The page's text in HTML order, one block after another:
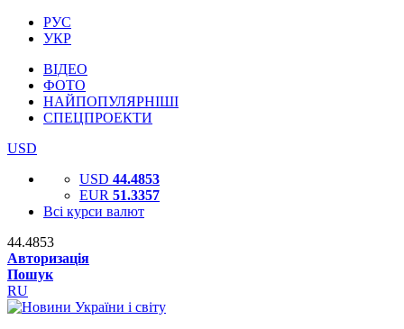
РУС
УКР
ВІДЕО
ФОТО
НАЙПОПУЛЯРНІШІ
СПЕЦПРОЕКТИ
USD
USD 44.4853
EUR 51.3357
Всі курси валют
44.4853
Авторизація
Пошук
RU